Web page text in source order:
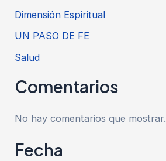
Dimensión Espiritual
UN PASO DE FE
Salud
Comentarios
No hay comentarios que mostrar.
Fecha